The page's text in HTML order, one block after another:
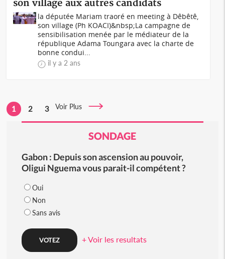
son village aux autres candidats
la députée Mariam traoré en meeting à Dêbêtê,
son village (Ph KOACI)&nbsp;La campagne de
sensibilisation menée par le médiateur de la
république Adama Toungara avec la charte de
bonne condui...
il y a 2 ans
1 2 3 Voir Plus
SONDAGE
Gabon : Depuis son ascension au pouvoir,
Oligui Nguema vous parait-il compétent ?
Oui
Non
Sans avis
+ Voir les resultats